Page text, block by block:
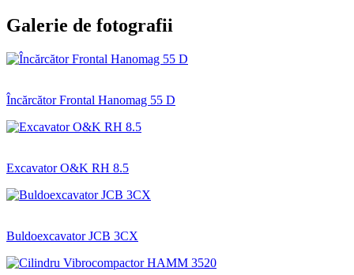
Galerie de fotografii
Încărcător Frontal Hanomag 55 D
Excavator O&K RH 8.5
Buldoexcavator JCB 3CX